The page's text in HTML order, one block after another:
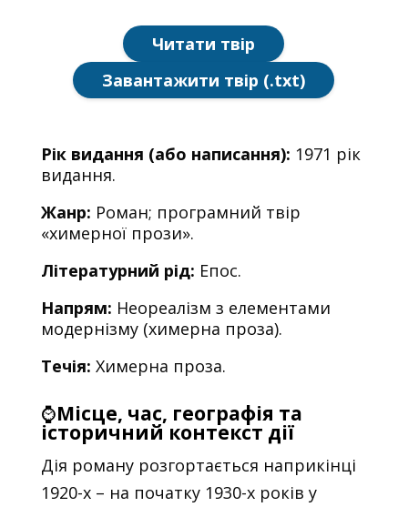
Читати твір
Завантажити твір (.txt)
Рік видання (або написання): 1971 рік
видання.
Жанр: Роман; програмний твір
«химерної прози».
Літературний рід: Епос.
Напрям: Неореалізм з елементами
модернізму (химерна проза).
Течія: Химерна проза.
⌚Місце, час, географія та
історичний контекст дії
Дія роману розгортається наприкінці
1920-х – на початку 1930-х років у